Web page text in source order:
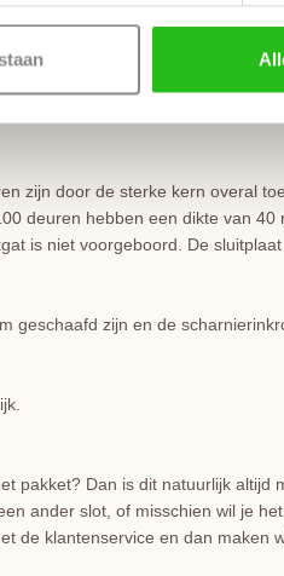
voorzien van
De scharnierinkrozingen zijn
en 179.8 cm. Deuren van 231.5
zijn door de sterke kern overal
deuren hebben een dikte van 40
is niet voorgeboord. De
geschaafd zijn en de
pakket? Dan is dit natuurlijk altijd
ander slot, of misschien wil je
de klantenservice en dan maken